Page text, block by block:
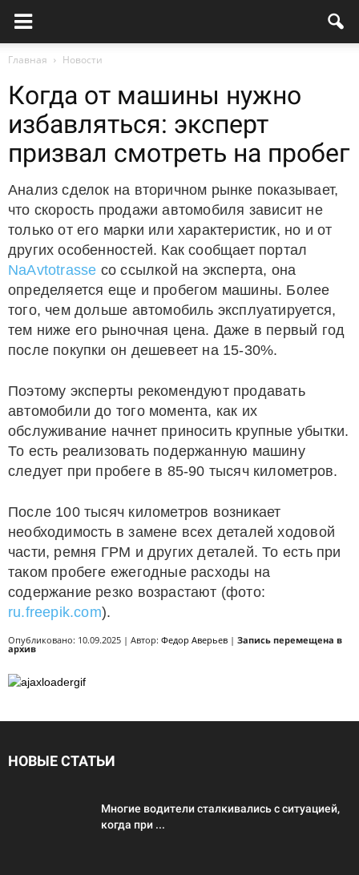
Главная Новости
Когда от машины нужно
избавляться: эксперт
призвал смотреть на пробег
Анализ сделок на вторичном рынке показывает,
что скорость продажи автомобиля зависит не
только от его марки или характеристик, но и от
других особенностей. Как сообщает портал
NaAvtotrasse со ссылкой на эксперта, она
определяется еще и пробегом машины. Более
того, чем дольше автомобиль эксплуатируется,
тем ниже его рыночная цена. Даже в первый год
после покупки он дешевеет на 15-30%.
Поэтому эксперты рекомендуют продавать
автомобили до того момента, как их
обслуживание начнет приносить крупные убытки.
То есть реализовать подержанную машину
следует при пробеге в 85-90 тысяч километров.
После 100 тысяч километров возникает
необходимость в замене всех деталей ходовой
части, ремня ГРМ и других деталей. То есть при
таком пробеге ежегодные расходы на
содержание резко возрастают (фото:
ru.freepik.com).
Опубликовано: 10.09.2025 | Автор: Федор Аверьев | Запись перемещена в
архив
НОВЫЕ СТАТЬИ
Многие водители сталкивались с ситуацией,
когда при ...